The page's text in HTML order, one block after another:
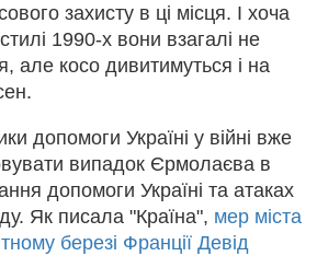
захисту в ці місця. І хоча
1990-х вони взагалі не
але косо дивитимуться і на
допомоги Україні у війні вже
випадок Єрмолаєва в
допомоги Україні та атаках
Як писала "Країна", мер міста
березі Франції Девід